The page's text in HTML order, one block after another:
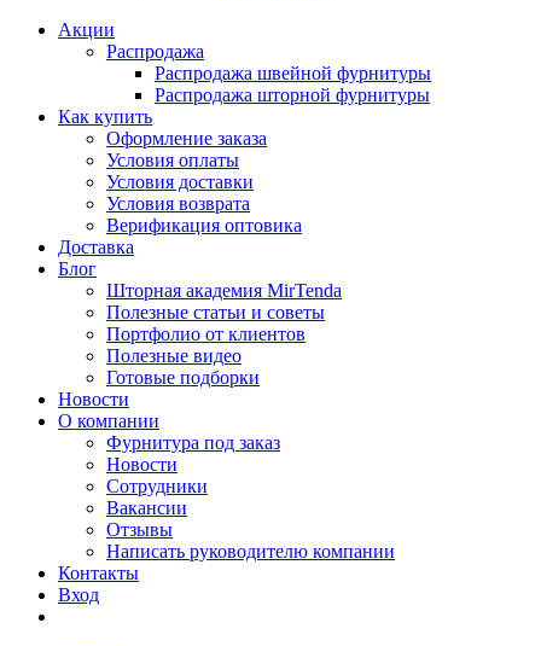
Акции
Распродажа
Распродажа швейной фурнитуры
Распродажа шторной фурнитуры
Как купить
Оформление заказа
Условия оплаты
Условия доставки
Условия возврата
Верификация оптовика
Доставка
Блог
Шторная академия MirTenda
Полезные статьи и советы
Портфолио от клиентов
Полезные видео
Готовые подборки
Новости
О компании
Фурнитура под заказ
Новости
Сотрудники
Вакансии
Отзывы
Написать руководителю компании
Контакты
Вход